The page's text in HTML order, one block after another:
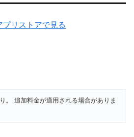
プリストアで見る
。 追加料金が適用される場合がありま